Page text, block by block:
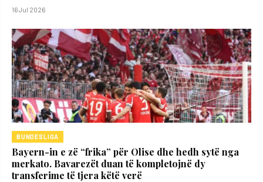
16 Jul 2026
BUNDESLIGA
Bayern-in e zë “frika” për Olise dhe hedh sytë nga
merkato. Bavarezët duan të kompletojnë dy
transferime të tjera këtë verë